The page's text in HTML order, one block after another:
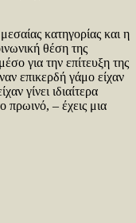
κατηγορίας και η
θέση της
για την επίτευξη της
επικερδή γάμο είχαν
γίνει ιδιαίτερα
πρωινό, – έχεις μια